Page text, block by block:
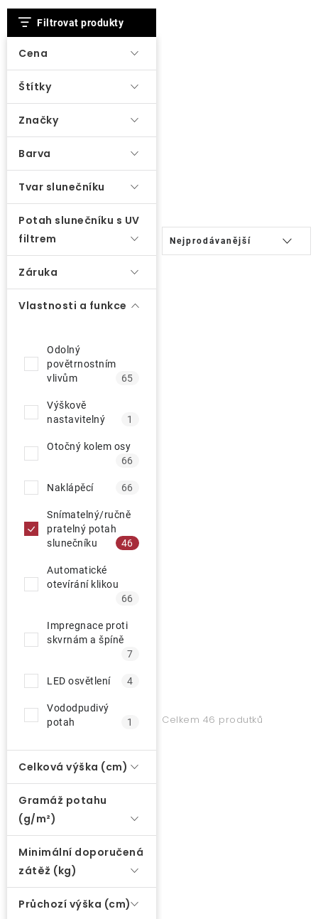
Gastro produkty
Kolekce
Klub výhod
O nás
Kontakty
Filtrovat produkty
Cena
Štítky
Značky
Barva
Tvar slunečníku
Potah slunečníku s UV
filtrem
Záruka
Vlastnosti a funkce
Odolný
povětrnostním
vlivům
65
Výškově
nastavitelný
1
Otočný kolem osy
66
Naklápěcí 66
Snímatelný/ručně
pratelný potah
slunečníku
46
Automatické
otevírání klikou
66
Impregnace proti
skvrnám a špíně
7
LED osvětlení 4
Vododpudivý
potah
1
Celková výška (cm)
Gramáž potahu
(g/m²)
Minimální doporučená
zátěž (kg)
Průchozí výška (cm)
V
ý
i
s
r
d
ů
Celkem 46 produtků
Ř
a
Nejprodávanější